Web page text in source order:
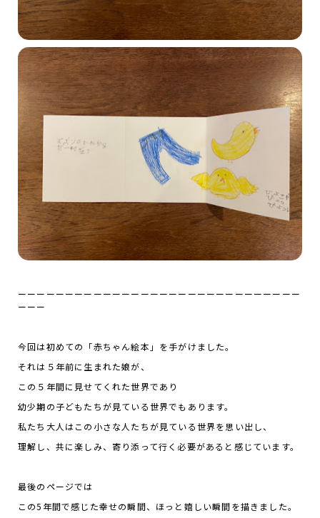
ーーーーーーーーーーーーーーーーーーーーーーーーーーーーーー
ーーー
今回は初めての「赤ちゃん絵本」を手がけました。
それは５年前に生まれた娘が、
この５年間に見せてくれた世界であり
幼少期の子どもたちが見ている世界でもあります。
私たち大人はこの小さな人たちが見ている世界を思い出し、
理解し、共に楽しみ、寄り添って行く必要があると感じています。
最後のページでは
この5年間で感じた幸せの瞬間、ほっと嬉しい瞬間を描きました。